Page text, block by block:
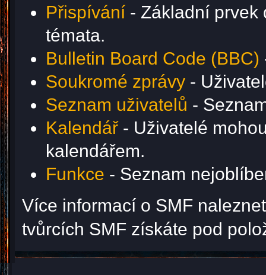
Přispívání - Základní prvek
témata.
Bulletin Board Code (BBC)
Soukromé zprávy -
Seznam uživatelů -
Kalendář- Uživatelé
kalendářem.
Funkce - Seznam
Více informací o SMF
tvůrcích SMF získáte pod